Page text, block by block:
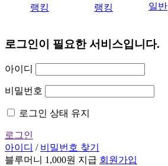
랭킹
랭킹
일반
로그인이 필요한 서비스입니다.
아이디
비밀번호
로그인 상태 유지
로그인
아이디 / 비밀번호 찾기
블루머니 1,000원 지급 회원가입